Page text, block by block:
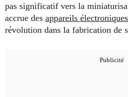
pas significatif vers la
accrue des appareils électroniques
révolution dans la fabrication de